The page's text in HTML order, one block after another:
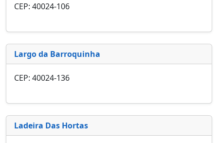
CEP: 40024-106
Largo da Barroquinha
CEP: 40024-136
Ladeira Das Hortas